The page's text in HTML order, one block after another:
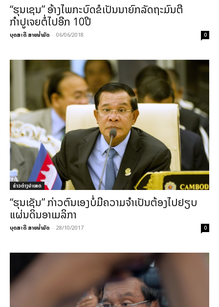
“ຮຸນເຊນ” ອ້າງໄພກະບົດຂໍເປັນນາຍົກລັດຖະມົນຕີ
ກຳປູເຈຍຕໍ່ໄປອີກ 10ປີ
ບຸດສະດີ ສາຍນ້ຳມັດ - 06/06/2018 0
ຂ່າວຕ່າງປະເທດ
“ຮຸນເຊັນ” ກ່າວຕົນເອງບໍ່ມີຄວາມຈຳເປັນຕ້ອງໄປຢຽບ
ແຜ່ນດິນອາເມລິກາ
ບຸດສະດີ ສາຍນ້ຳມັດ - 28/10/2017 0